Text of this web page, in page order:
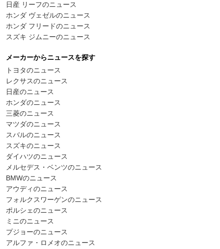
日産 リーフのニュース
ホンダ ヴェゼルのニュース
ホンダ フリードのニュース
スズキ ジムニーのニュース
メーカーからニュースを探す
トヨタのニュース
レクサスのニュース
日産のニュース
ホンダのニュース
三菱のニュース
マツダのニュース
スバルのニュース
スズキのニュース
ダイハツのニュース
メルセデス・ベンツのニュース
BMWのニュース
アウディのニュース
フォルクスワーゲンのニュース
ポルシェのニュース
ミニのニュース
プジョーのニュース
アルファ・ロメオのニュース